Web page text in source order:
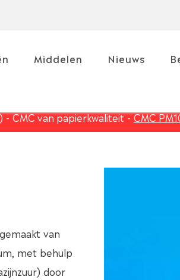
Middelen Nieuws
CMC van papierkwaliteit CMC
van
met behulp
door